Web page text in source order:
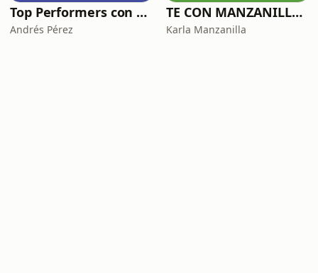
Top Performers con Andrés Pérez
Andrés Pérez
TE CON MANZANILLA. Para sanar tu relación con la comida, el cuerpo y el alma.
Karla Manzanilla